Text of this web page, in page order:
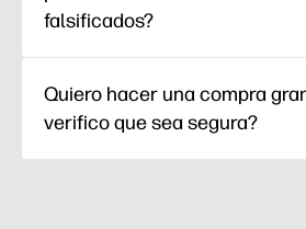
falsificados?
Quiero hacer una compra
verifico que sea segura?